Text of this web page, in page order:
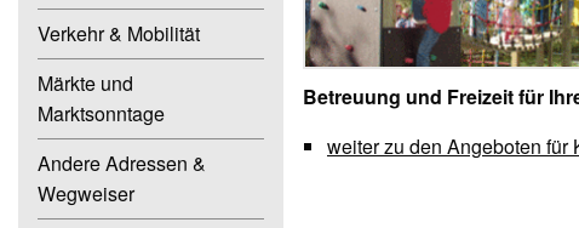
Verkehr & Mobilität
Märkte und
Marktsonntage
Andere Adressen &
Wegweiser
Betreuung und Freizeit für
weiter zu den Angeboten für